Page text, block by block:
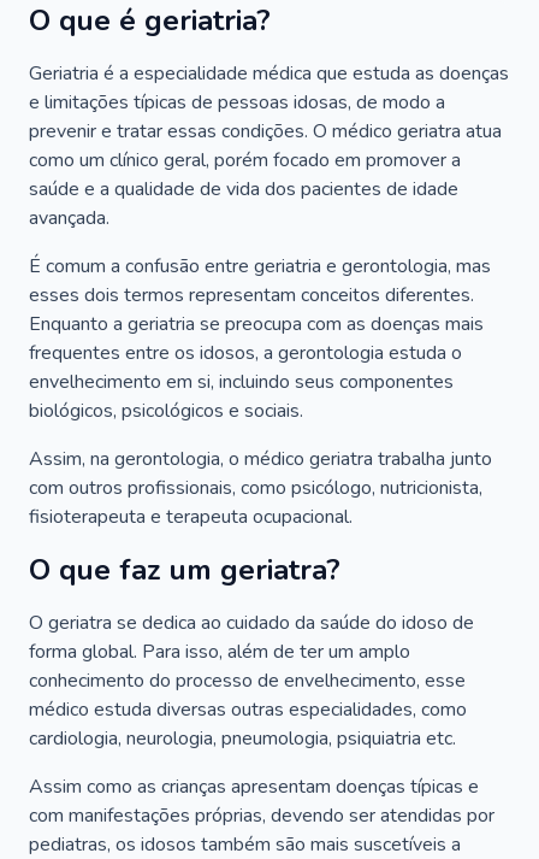
O que é geriatria?
Geriatria é a especialidade médica que estuda as doenças
e limitações típicas de pessoas idosas, de modo a
prevenir e tratar essas condições. O médico geriatra atua
como um clínico geral, porém focado em promover a
saúde e a qualidade de vida dos pacientes de idade
avançada.
É comum a confusão entre geriatria e gerontologia, mas
esses dois termos representam conceitos diferentes.
Enquanto a geriatria se preocupa com as doenças mais
frequentes entre os idosos, a gerontologia estuda o
envelhecimento em si, incluindo seus componentes
biológicos, psicológicos e sociais.
Assim, na gerontologia, o médico geriatra trabalha junto
com outros profissionais, como psicólogo, nutricionista,
fisioterapeuta e terapeuta ocupacional.
O que faz um geriatra?
O geriatra se dedica ao cuidado da saúde do idoso de
forma global. Para isso, além de ter um amplo
conhecimento do processo de envelhecimento, esse
médico estuda diversas outras especialidades, como
cardiologia, neurologia, pneumologia, psiquiatria etc.
Assim como as crianças apresentam doenças típicas e
com manifestações próprias, devendo ser atendidas por
pediatras, os idosos também são mais suscetíveis a